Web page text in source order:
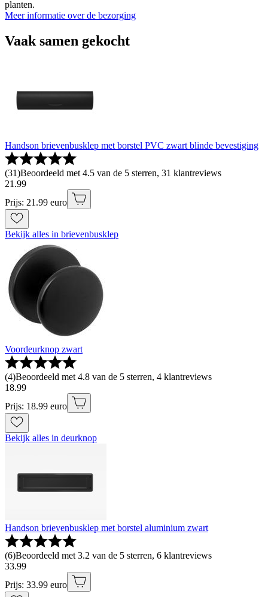
planten.
Meer informatie over de bezorging
Vaak samen gekocht
Handson brievenbusklep met borstel PVC zwart blinde bevestiging
(31)Beoordeeld met 4.5 van de 5 sterren, 31 klantreviews
21 .99
Prijs: 21.99 euro
Bekijk alles in brievenbusklep
Voordeurknop zwart
(4)Beoordeeld met 4.8 van de 5 sterren, 4 klantreviews
18.99
Prijs: 18.99 euro
Bekijk alles in deurknop
Handson brievenbusklep met borstel aluminium zwart
(6)Beoordeeld met 3.2 van de 5 sterren, 6 klantreviews
33.99
Prijs: 33.99 euro